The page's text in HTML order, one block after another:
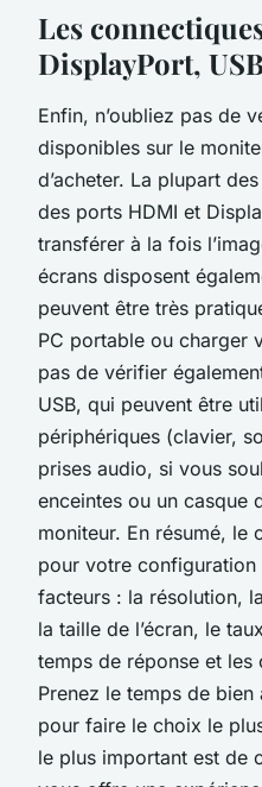
Les
DisplayPort,
Enfin, n’oubliez pas de
disponibles sur le
d’acheter. La plupart
des ports HDMI et
transférer à la fois
écrans disposent
peuvent être très
PC portable ou charger
pas de vérifier
USB, qui peuvent être
périphériques (clavier,
prises audio, si vous
enceintes ou un casque
moniteur. En résumé, le
pour votre configuration
facteurs : la résolution,
la taille de l’écran, le
temps de réponse et
Prenez le temps de
pour faire le choix le
le plus important est de